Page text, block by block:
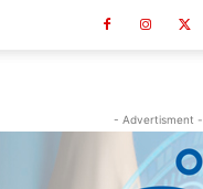
- Advertisment -